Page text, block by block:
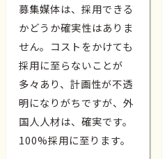
募集媒体は、採用できる
かどうか確実性はありま
せん。コストをかけても
採用に至らないことが
多々あり、計画性が不透
明になりがちですが、外
国人人材は、確実です。
100%採用に至ります。